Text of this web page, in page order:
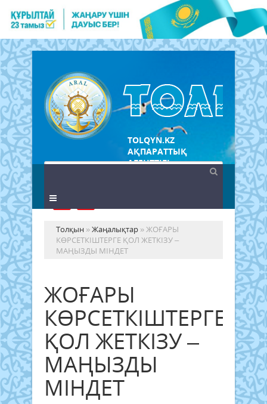
TOLQYN.KZ
АҚПАРАТТЫҚ
АГЕНТТІГІ
Толқын »Жаңалықтар » ЖОҒАРЫ
КӨРСЕТКІШТЕРГЕ ҚОЛ ЖЕТКІЗУ –
МАҢЫЗДЫ МІНДЕТ
ЖОҒАРЫ
КӨРСЕТКІШТЕРГЕ
ҚОЛ ЖЕТКІЗУ –
МАҢЫЗДЫ
МІНДЕТ